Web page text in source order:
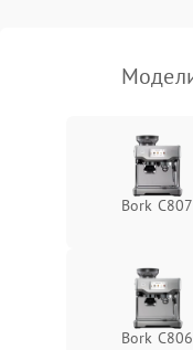
Bork C807
Bork C806